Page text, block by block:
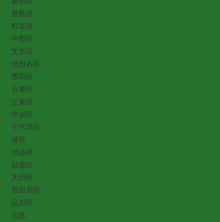
豊島区
杉並区
中野区
文京区
世田谷区
墨田区
台東区
江東区
中央区
千代田区
港区
渋谷区
目黒区
大田区
世田谷区
品川区
北区